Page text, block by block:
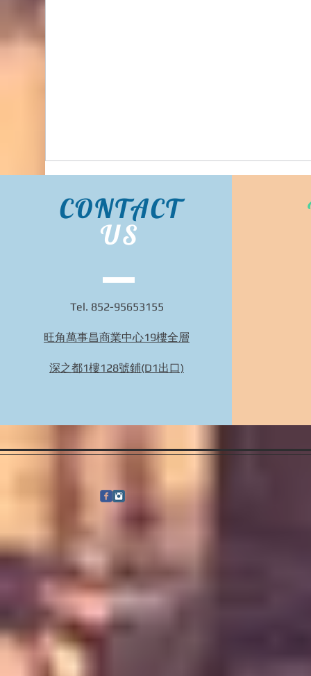
Bidhongkong.com 台灣代購《nuhi》台灣nuhi時
裝,外套,配飾代購-台灣網站代購(香港)
CONTACT
US
Tel. 852-95653155
旺角萬事昌商業中心19樓全層
深之都1樓128號鋪(D1出口)